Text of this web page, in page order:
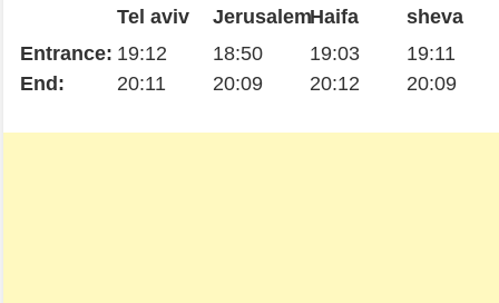
Entrance:
End:
Tel aviv
19:12
20:11
Jerusalem
18:50
20:09
Haifa
19:03
20:12
sheva
19:11
20:09